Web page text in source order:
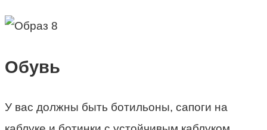
Обувь
У вас должны быть ботильоны, сапоги на